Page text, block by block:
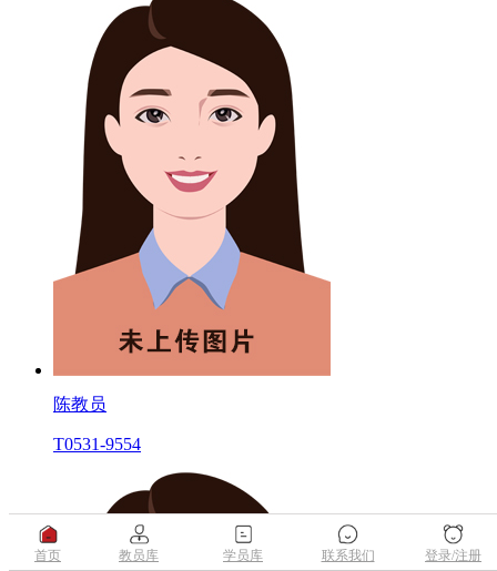
陈教员
T0531-9554
首页 教员库 学员库 联系我们 登录/注册